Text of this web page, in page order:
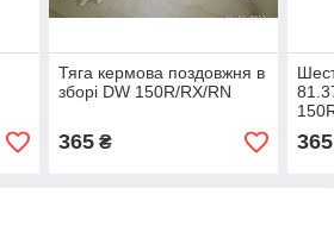
Тяга кермова поздовжня в
зборі DW 150R/RX/RN
365₴ 365